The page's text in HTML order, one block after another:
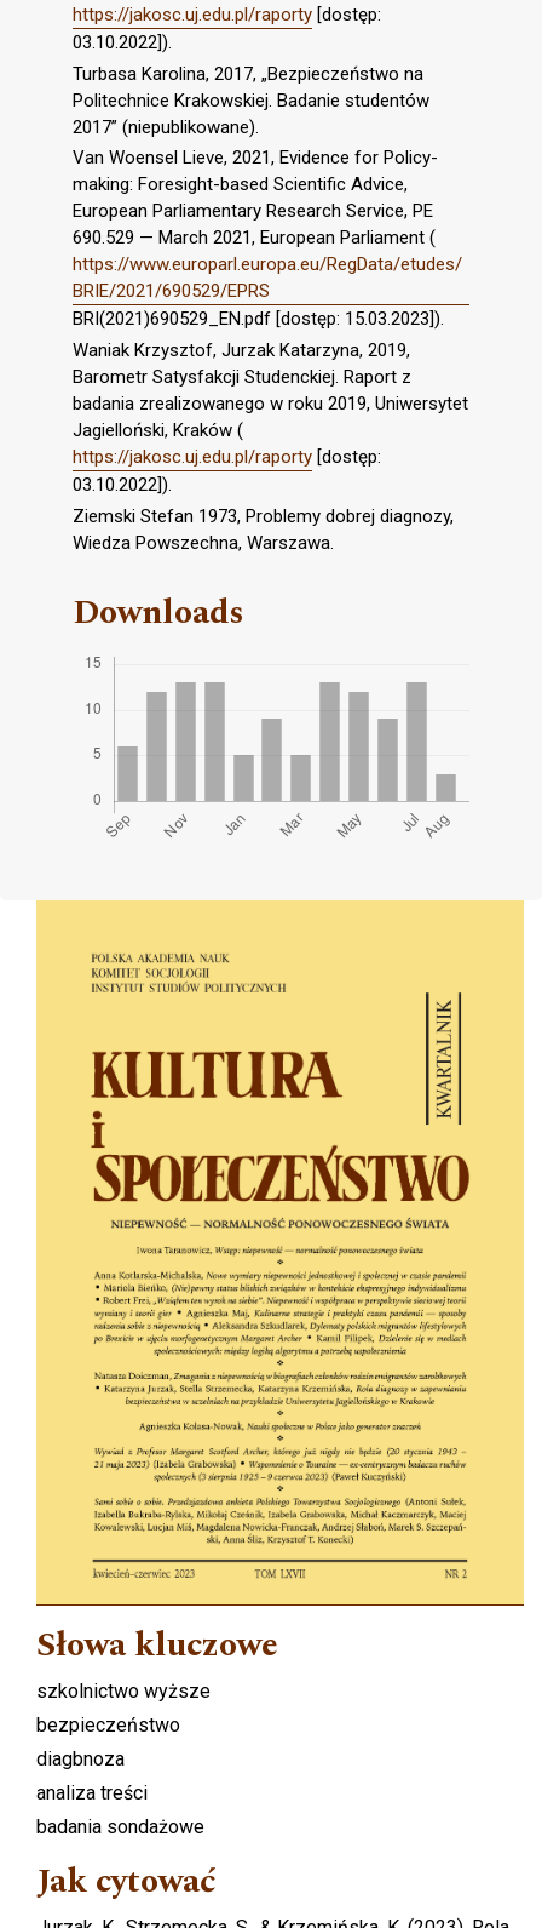
https://jakosc.uj.edu.pl/raporty [dostęp:
03.10.2022]).
Turbasa Karolina, 2017, „Bezpieczeństwo na
Politechnice Krakowskiej. Badanie studentów
2017” (niepublikowane).
Van Woensel Lieve, 2021, Evidence for Policy-
making: Foresight-based Scientific Advice,
European Parliamentary Research Service, PE
690.529 — March 2021, European Parliament (
https://www.europarl.europa.eu/RegData/etudes/
BRIE/2021/690529/EPRS
BRI(2021)690529_EN.pdf [dostęp: 15.03.2023]).
Waniak Krzysztof, Jurzak Katarzyna, 2019,
Barometr Satysfakcji Studenckiej. Raport z
badania zrealizowanego w roku 2019, Uniwersytet
Jagielloński, Kraków (
https://jakosc.uj.edu.pl/raporty [dostęp:
03.10.2022]).
Ziemski Stefan 1973, Problemy dobrej diagnozy,
Wiedza Powszechna, Warszawa.
Downloads
Słowa kluczowe
szkolnictwo wyższe
bezpieczeństwo
diagbnoza
analiza treści
badania sondażowe
Jak cytować